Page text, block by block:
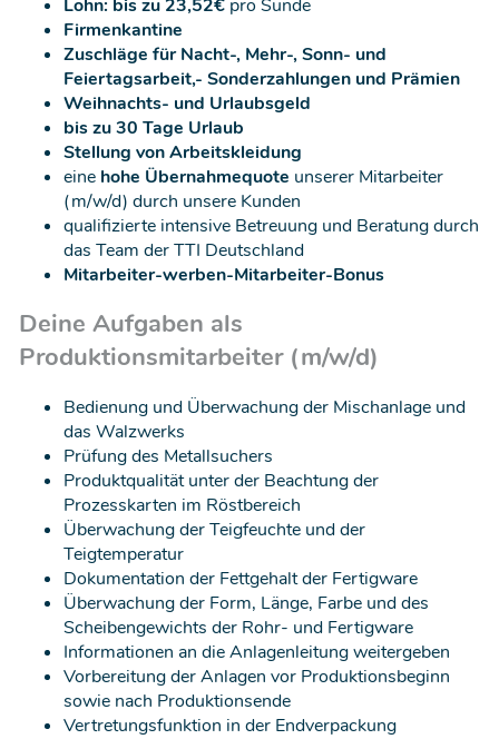
Lohn: bis zu 23,52€ pro Sunde
Firmenkantine
Zuschläge für Nacht-, Mehr-, Sonn- und
Feiertagsarbeit,- Sonderzahlungen und Prämien
Weihnachts- und Urlaubsgeld
bis zu 30 Tage Urlaub
Stellung von Arbeitskleidung
eine hohe Übernahmequote unserer Mitarbeiter
(m/w/d) durch unsere Kunden
qualifizierte intensive Betreuung und Beratung durch
das Team der TTI Deutschland
Mitarbeiter-werben-Mitarbeiter-Bonus
Deine Aufgaben als
Produktionsmitarbeiter (m/w/d)
Bedienung und Überwachung der Mischanlage und
das Walzwerks
Prüfung des Metallsuchers
Produktqualität unter der Beachtung der
Prozesskarten im Röstbereich
Überwachung der Teigfeuchte und der
Teigtemperatur
Dokumentation der Fettgehalt der Fertigware
Überwachung der Form, Länge, Farbe und des
Scheibengewichts der Rohr- und Fertigware
Informationen an die Anlagenleitung weitergeben
Vorbereitung der Anlagen vor Produktionsbeginn
sowie nach Produktionsende
Vertretungsfunktion in der Endverpackung